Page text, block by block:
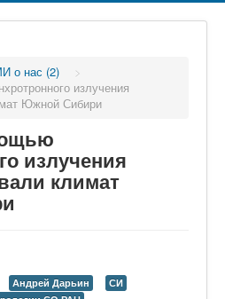
о нас (2)
>
излучения
Южной Сибири
излучения
климат
Андрей Дарьин
СИ